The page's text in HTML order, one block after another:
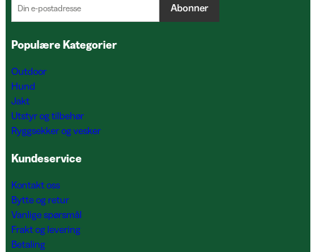
Abonner
Populære Kategorier
Outdoor
Hund
Jakt
Utstyr og tilbehør
Ryggsekker og vesker
Kundeservice
Kontakt oss
Bytte og retur
Vanlige spørsmål
Frakt og levering
Betaling